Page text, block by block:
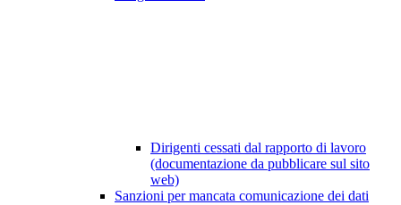
Dirigenti cessati dal rapporto di lavoro
(documentazione da pubblicare sul sito
web)
Sanzioni per mancata comunicazione dei dati